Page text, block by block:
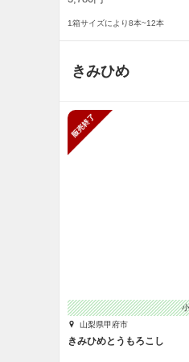
1箱サイズにより8本~12本
きみひめ
山梨県甲府市
きみひめとうもろこし